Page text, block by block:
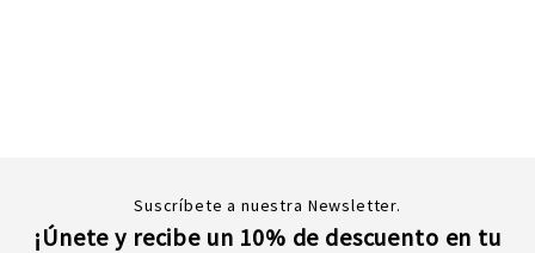
Suscríbete a nuestra Newsletter.
¡Únete y recibe un 10% de descuento en tu